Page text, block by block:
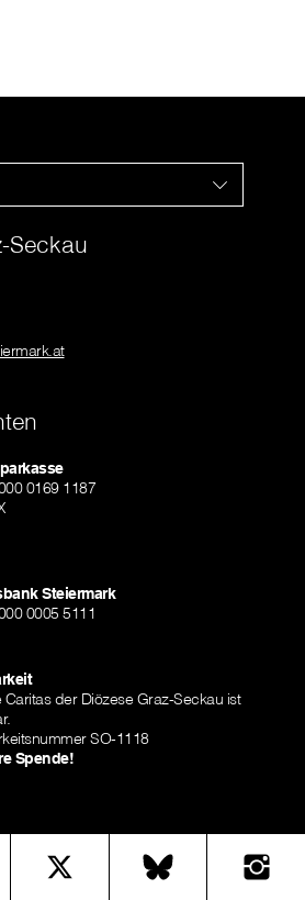
Seckau
0169 1187
Steiermark
0005 5111
der Diözese Graz-Seckau ist
SO-1118
Spende!